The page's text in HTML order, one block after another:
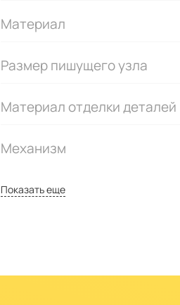
Материал
Размер пишущего узла
Материал отделки деталей
Механизм
Показать еще